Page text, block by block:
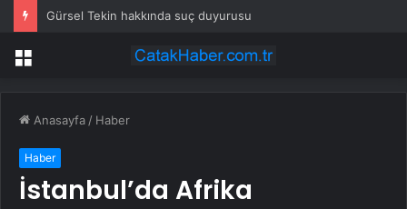
Gürsel Tekin hakkında suç duyurusu
Menü
Anasayfa / Haber
Haber
İstanbul’da Afrika